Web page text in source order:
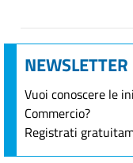
NEWSLETTER
Vuoi conoscere le
Commercio?
Registrati